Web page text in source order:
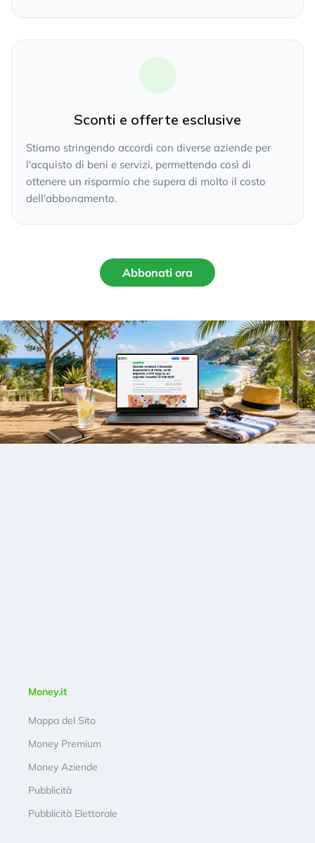
Sconti e offerte esclusive
Stiamo stringendo accordi con diverse aziende per
l'acquisto di beni e servizi, permettendo così di
ottenere un risparmio che supera di molto il costo
dell'abbonamento.
Abbonati ora
Money.it
Mappa del Sito
Money Premium
Money Aziende
Pubblicità
Pubblicità Elettorale